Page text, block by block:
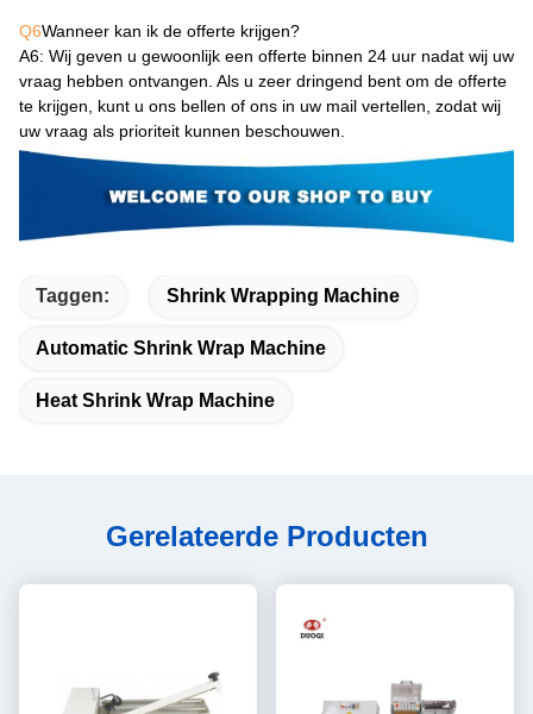
Q6Wanneer kan ik de offerte krijgen?
A6: Wij geven u gewoonlijk een offerte binnen 24 uur nadat wij uw
vraag hebben ontvangen. Als u zeer dringend bent om de offerte
te krijgen, kunt u ons bellen of ons in uw mail vertellen, zodat wij
uw vraag als prioriteit kunnen beschouwen.
Taggen: Shrink Wrapping Machine
Automatic Shrink Wrap Machine
Heat Shrink Wrap Machine
Gerelateerde Producten